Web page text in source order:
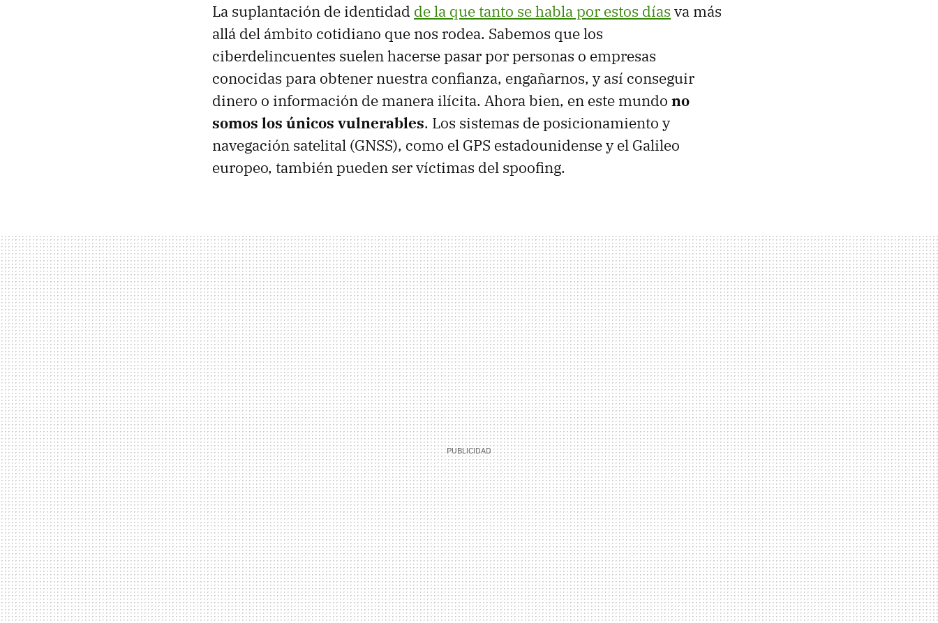
La suplantación de identidad de la que tanto se habla por estos días va más
allá del ámbito cotidiano que nos rodea. Sabemos que los
ciberdelincuentes suelen hacerse pasar por personas o empresas
conocidas para obtener nuestra confianza, engañarnos, y así conseguir
dinero o información de manera ilícita. Ahora bien, en este mundo no
somos los únicos vulnerables. Los sistemas de posicionamiento y
navegación satelital (GNSS), como el GPS estadounidense y el Galileo
europeo, también pueden ser víctimas del spoofing.